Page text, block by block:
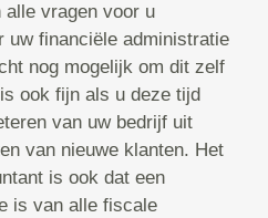
alle vragen voor u
uw financiële administratie
nog mogelijk om dit zelf
ook fijn als u deze tijd
van uw bedrijf uit
van nieuwe klanten. Het
is ook dat een
is van alle fiscale